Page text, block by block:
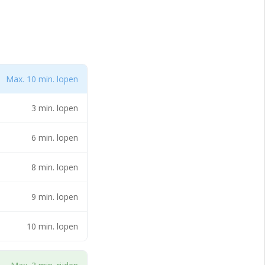
en vallen
Venlo en kent
waaruit er
Max. 10 min. lopen
3 min. lopen
6 min. lopen
8 min. lopen
9 min. lopen
10 min. lopen